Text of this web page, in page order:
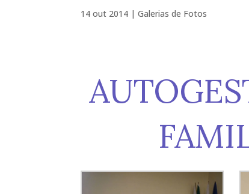
14 out 2014 |Galerias de Fotos